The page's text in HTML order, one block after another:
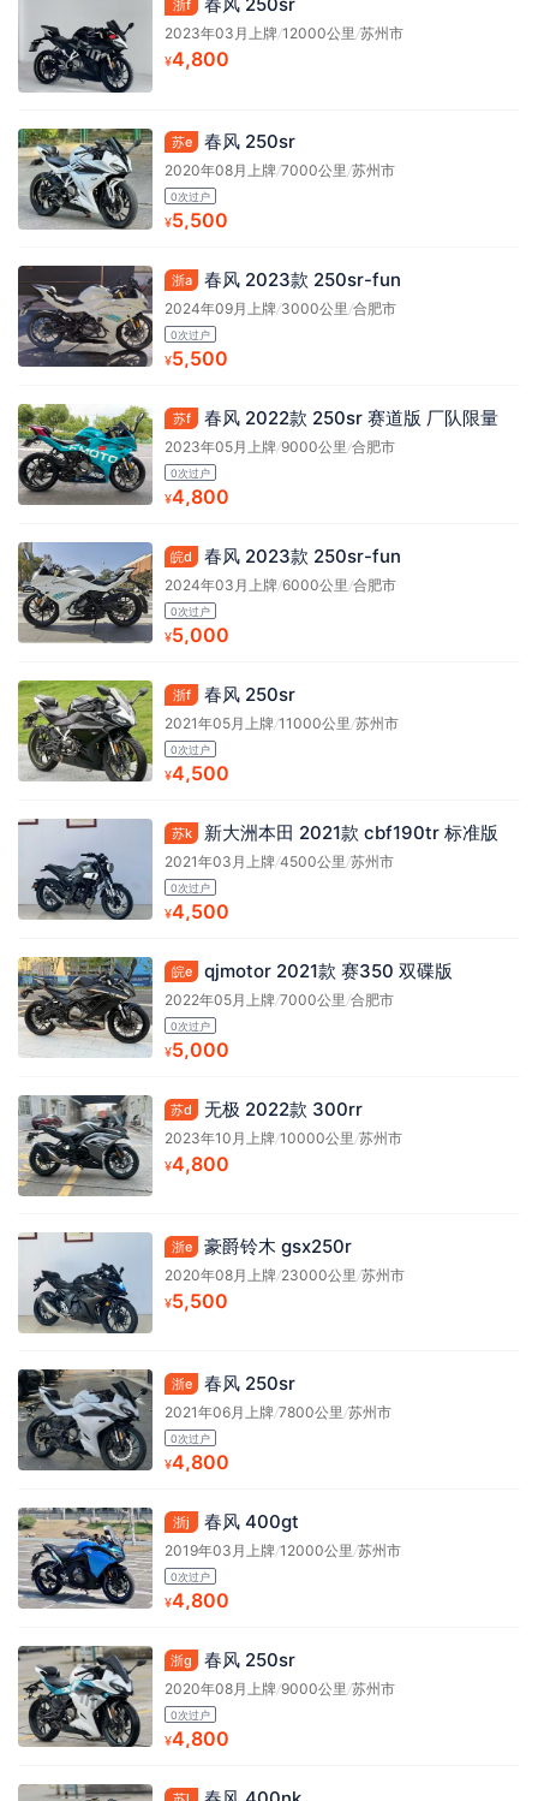
浙f 春风 250sr
2023年03月上牌/12000公里/苏州市
¥4,800
苏e 春风 250sr
2020年08月上牌/7000公里/苏州市
0次过户
¥5,500
浙a 春风 2023款 250sr-fun
2024年09月上牌/3000公里/合肥市
0次过户
¥5,500
苏f 春风 2022款 250sr 赛道版 厂队限量
2023年05月上牌/9000公里/合肥市
0次过户
¥4,800
皖d 春风 2023款 250sr-fun
2024年03月上牌/6000公里/合肥市
0次过户
¥5,000
浙f 春风 250sr
2021年05月上牌/11000公里/苏州市
0次过户
¥4,500
苏k 新大洲本田 2021款 cbf190tr 标准版
2021年03月上牌/4500公里/苏州市
0次过户
¥4,500
皖e qjmotor 2021款 赛350 双碟版
2022年05月上牌/7000公里 /合肥市
0次过户
¥5,000
苏d 无极 2022款 300rr
2023年10月上牌/10000公里 /苏州市
¥4,800
浙e 豪爵铃木 gsx250r
2020年08月上牌/23000公里 /苏州市
¥5,500
浙e 春风 250sr
2021年06月上牌/7800公里 /苏州市
0次过户
¥4,800
浙j 春风 400gt
2019年03月上牌/12000公里 /苏州市
0次过户
¥4,800
浙g 春风 250sr
2020年08月上牌/9000公里 /苏州市
0次过户
¥4,800